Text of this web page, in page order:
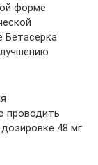
форме
Бетасерка
проводить
48 мг